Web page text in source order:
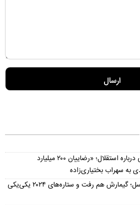
افشاگری تند شاهرخ بیانی درباره استقلال؛ «رضاییان ۲۰۰ میلیارد
سهراب بختیاری‌زاده
فروپاشی تیم رؤیایی نیوکاسل؛ گیمارش هم رفت و ستاره‌های ۲۰۲۴ یکی‌یکی